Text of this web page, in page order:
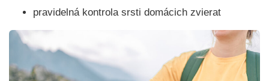
pravidelná kontrola srsti domácich zvierat